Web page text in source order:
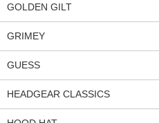
GOLDEN GILT
GRIMEY
GUESS
HEADGEAR CLASSICS